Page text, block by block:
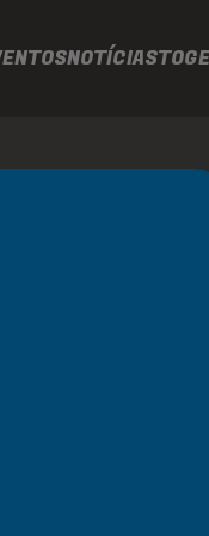
NOTÍCIAS